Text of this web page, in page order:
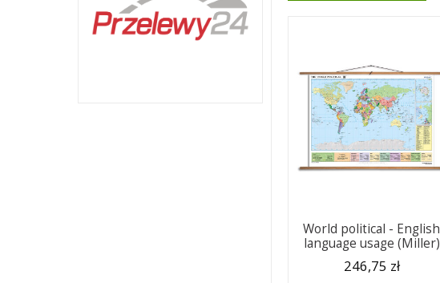
World political - English
language usage (Miller)
246,75 zł